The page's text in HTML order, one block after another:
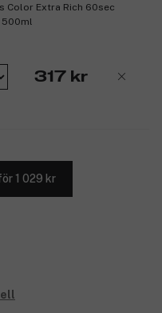
Color Extra Rich 60sec
317 kr
1 029 kr